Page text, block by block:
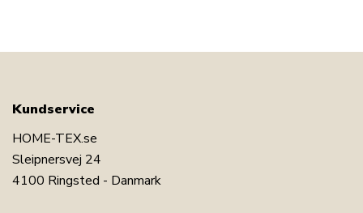
Kundservice
HOME-TEX.se
Sleipnersvej 24
4100 Ringsted - Danmark